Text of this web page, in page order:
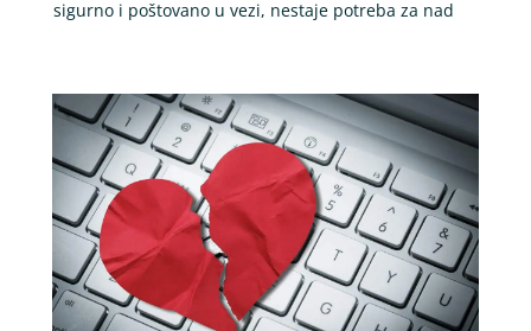
sigurno i poštovano u vezi, nestaje potreba za nad